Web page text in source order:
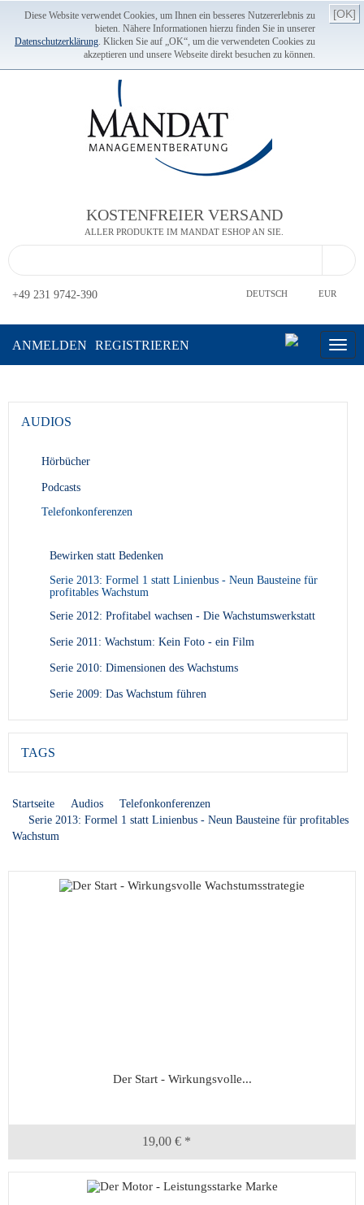
Diese Website verwendet Cookies, um Ihnen ein besseres Nutzererlebnis zu
bieten. Nähere Informationen hierzu finden Sie in unserer
Datenschutzerklärung. Klicken Sie auf „OK“, um die verwendeten Cookies zu
akzeptieren und unsere Webseite direkt besuchen zu können.
[OK]
KOSTENFREIER VERSAND
ALLER PRODUKTE IM MANDAT ESHOP AN SIE.
+49 231 9742-390 DEUTSCH EUR
ANMELDEN REGISTRIEREN
AUDIOS
Hörbücher
Podcasts
Telefonkonferenzen
Bewirken statt Bedenken
Serie 2013: Formel 1 statt Linienbus - Neun Bausteine für
profitables Wachstum
Serie 2012: Profitabel wachsen - Die Wachstumswerkstatt
Serie 2011: Wachstum: Kein Foto - ein Film
Serie 2010: Dimensionen des Wachstums
Serie 2009: Das Wachstum führen
TAGS
Startseite Audios
Telefonkonferenzen
Serie 2013: Formel 1 statt Linienbus - Neun Bausteine für profitables
Wachstum
Der Start - Wirkungsvolle...
19,00 € *